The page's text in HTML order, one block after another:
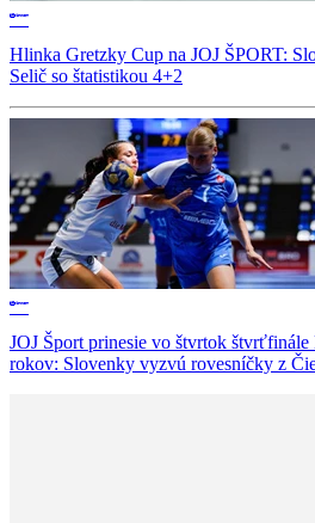
Hlinka Gretzky Cup na JOJ ŠPORT:
Selič so štatistikou 4+2
JOJ Šport prinesie vo štvrtok štvrťfinále
rokov: Slovenky vyzvú rovesníčky z